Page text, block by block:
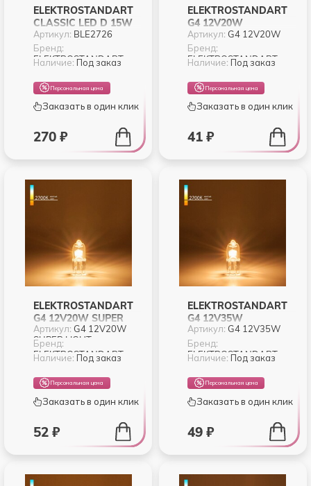
ELEKTROSTANDART
CLASSIC LED D 15W
6500K E27 (BLE2726)
Артикул: BLE2726
Бренд:
ELEKTROSTANDART
Наличие: Под заказ
Персональная цена
Заказать в один клик
270 ₽
ELEKTROSTANDART
G4 12V20W
Артикул:G4 12V20W
Бренд:
ELEKTROSTANDART
Наличие: Под заказ
Персональная цена
Заказать в один клик
41 ₽
ELEKTROSTANDART
G4 12V20W SUPER
LIGHT
СВЕРХЪЯРКАЯ
Артикул: G4 12V20W
SUPER LIGHT
Бренд:
ELEKTROSTANDART
Наличие: Под заказ
Персональная цена
Заказать в один клик
52 ₽
ELEKTROSTANDART
G4 12V35W
Артикул:G4 12V35W
Бренд:
ELEKTROSTANDART
Наличие: Под заказ
Персональная цена
Заказать в один клик
49 ₽